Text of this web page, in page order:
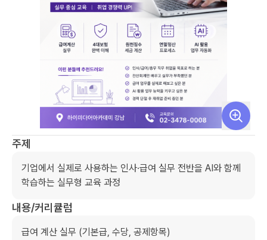
주제
기업에서 실제로 사용하는 인사·급여 실무 전반을 AI와 함께
학습하는 실무형 교육 과정
내용/커리큘럼
급여 계산 실무 (기본급, 수당, 공제항목)